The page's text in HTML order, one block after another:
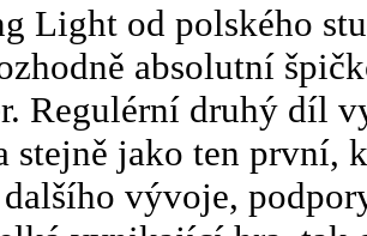
Light od polského
absolutní
Regulérní druhý díl
stejně jako ten první,
vývoje,